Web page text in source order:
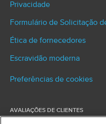
Privacidade
Formulário de Solicitação
Ética de fornecedores
Escravidão moderna
Preferências de cookies
AVALIAÇÕES DE CLIENTES